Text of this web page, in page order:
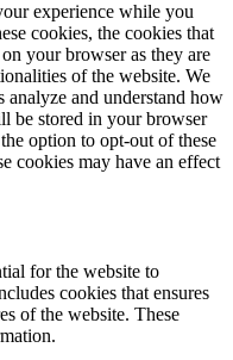
experience while you
cookies, the cookies that
your browser as they are
of the website. We
analyze and understand how
be stored in your browser
option to opt-out of these
cookies may have an effect
for the website to
cookies that ensures
of the website. These